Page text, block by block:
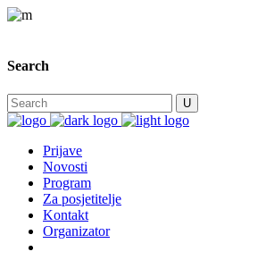
Search
Prijave
Novosti
Program
Za posjetitelje
Kontakt
Organizator